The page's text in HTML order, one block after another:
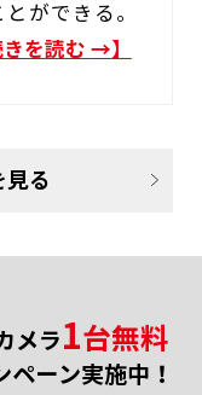
ができる。
を読む →
見る
メラ1台無料
ペーン実施中！